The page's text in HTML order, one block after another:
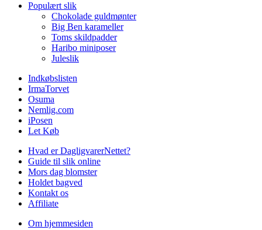
Populært slik
Chokolade guldmønter
Big Ben karameller
Toms skildpadder
Haribo miniposer
Juleslik
Indkøbslisten
IrmaTorvet
Osuma
Nemlig.com
iPosen
Let Køb
Hvad er DagligvarerNettet?
Guide til slik online
Mors dag blomster
Holdet bagved
Kontakt os
Affiliate
Om hjemmesiden